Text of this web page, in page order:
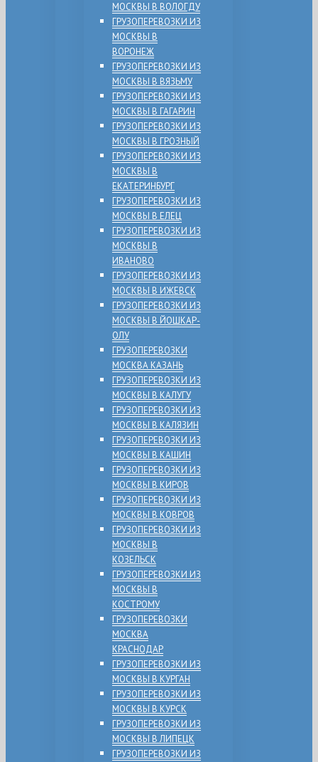
МОСКВЫ В ВОЛОГДУ
ГРУЗОПЕРЕВОЗКИ ИЗ
МОСКВЫ В
ВОРОНЕЖ
ГРУЗОПЕРЕВОЗКИ ИЗ
МОСКВЫ В ВЯЗЬМУ
ГРУЗОПЕРЕВОЗКИ ИЗ
МОСКВЫ В ГАГАРИН
ГРУЗОПЕРЕВОЗКИ ИЗ
МОСКВЫ В ГРОЗНЫЙ
ГРУЗОПЕРЕВОЗКИ ИЗ
МОСКВЫ В
ЕКАТЕРИНБУРГ
ГРУЗОПЕРЕВОЗКИ ИЗ
МОСКВЫ В ЕЛЕЦ
ГРУЗОПЕРЕВОЗКИ ИЗ
МОСКВЫ В
ИВАНОВО
ГРУЗОПЕРЕВОЗКИ ИЗ
МОСКВЫ В ИЖЕВСК
ГРУЗОПЕРЕВОЗКИ ИЗ
МОСКВЫ В ЙОШКАР-
ОЛУ
ГРУЗОПЕРЕВОЗКИ
МОСКВА КАЗАНЬ
ГРУЗОПЕРЕВОЗКИ ИЗ
МОСКВЫ В КАЛУГУ
ГРУЗОПЕРЕВОЗКИ ИЗ
МОСКВЫ В КАЛЯЗИН
ГРУЗОПЕРЕВОЗКИ ИЗ
МОСКВЫ В КАШИН
ГРУЗОПЕРЕВОЗКИ ИЗ
МОСКВЫ В КИРОВ
ГРУЗОПЕРЕВОЗКИ ИЗ
МОСКВЫ В КОВРОВ
ГРУЗОПЕРЕВОЗКИ ИЗ
МОСКВЫ В
КОЗЕЛЬСК
ГРУЗОПЕРЕВОЗКИ ИЗ
МОСКВЫ В
КОСТРОМУ
ГРУЗОПЕРЕВОЗКИ
МОСКВА
КРАСНОДАР
ГРУЗОПЕРЕВОЗКИ ИЗ
МОСКВЫ В КУРГАН
ГРУЗОПЕРЕВОЗКИ ИЗ
МОСКВЫ В КУРСК
ГРУЗОПЕРЕВОЗКИ ИЗ
МОСКВЫ В ЛИПЕЦК
ГРУЗОПЕРЕВОЗКИ ИЗ